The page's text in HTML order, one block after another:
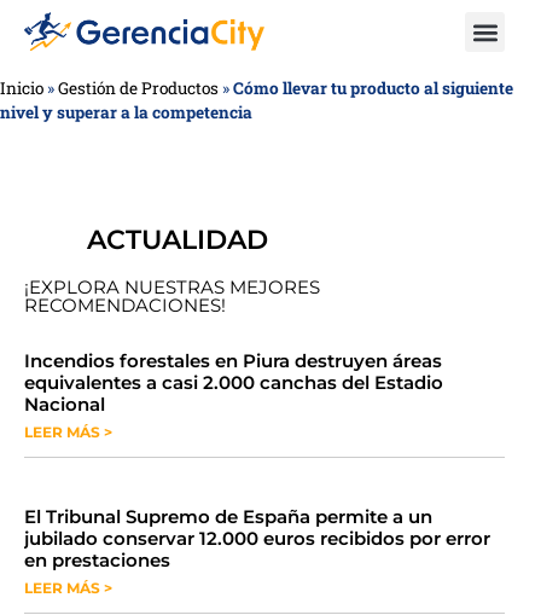
Inicio »Gestión de Productos »Cómo llevar tu producto al siguiente
nivel y superar a la competencia
ACTUALIDAD
¡EXPLORA NUESTRAS MEJORES
RECOMENDACIONES!
​​​​Incendios forestales en Piura destruyen áreas
equivalentes a casi 2.000 canchas del Estadio
Nacional
LEER MÁS >
​El Tribunal Supremo de España permite a un
jubilado conservar 12.000 euros recibidos por error
en prestaciones
LEER MÁS >